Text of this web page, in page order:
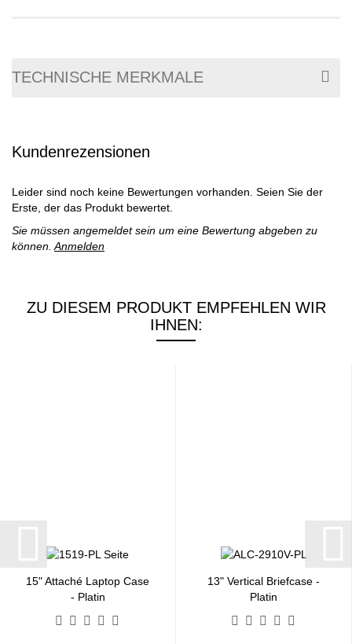
TECHNISCHE MERKMALE
Kundenrezensionen
Leider sind noch keine Bewertungen vorhanden. Seien Sie der
Erste, der das Produkt bewertet.
Sie müssen angemeldet sein um eine Bewertung abgeben zu
können.Anmelden
ZU DIESEM PRODUKT EMPFEHLEN WIR
IHNEN:
15" Attaché Laptop Case
- Platin
13" Vertical Briefcase -
Platin